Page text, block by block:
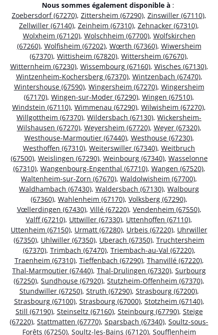
Nous sommes également disponible à :
Zoebersdorf (67270), Zittersheim (67290), Zinswiller (67110),
Zellwiller (67140), Zeinheim (67310), Zehnacker (67310),
Wolxheim (67120), Wolschheim (67700), Wolfskirchen
(67260), Wolfisheim (67202), Wœrth (67360), Wiwersheim
(67370), Wittisheim (67820), Wittersheim (67670),
Witternheim (67230), Wissembourg (67160), Wisches (67130),
Wintzenheim-Kochersberg (67370), Wintzenbach (67470),
Wintershouse (67590), Wingersheim (67270), Wingersheim
(67170), Wingen-sur-Moder (67290), Wingen (67510),
Windstein (67110), Wimmenau (67290), Wilwisheim (67270),
Willgottheim (67370), Wildersbach (67130), Wickersheim-
Wilshausen (67270), Weyersheim (67720), Weyer (67320),
Westhouse-Marmoutier (67440), Westhouse (67230),
Westhoffen (67310), Weiterswiller (67340), Weitbruch
(67500), Weislingen (67290), Weinbourg (67340), Wasselonne
(67310), Wangenbourg-Engenthal (67710), Wangen (67520),
Waltenheim-sur-Zorn (67670), Waldolwisheim (67700),
Waldhambach (67430), Waldersbach (67130), Walbourg
(67360), Wahlenheim (67170), Volksberg (67290),
Vœllerdingen (67430), Villé (67220), Vendenheim (67550),
Valff (67210), Uttwiller (67330), Uttenhoffen (67110),
Uttenheim (67150), Urmatt (67280), Urbeis (67220), Uhrwiller
(67350), Uhlwiller (67350), Uberach (67350), Truchtersheim
(67370), Trimbach (67470), Triembach-au-Val (67220),
Traenheim (67310), Tieffenbach (67290), Thanvillé (67220),
Thal-Marmoutier (67440), Thal-Drulingen (67320), Surbourg
(67250), Sundhouse (67920), Stutzheim-Offenheim (67370),
Stundwiller (67250), Struth (67290), Strasbourg (67200),
Strasbourg (67100), Strasbourg (67000), Stotzheim (67140),
Still (67190), Steinseltz (67160), Steinbourg (67790), Steige
(67220), Stattmatten (67770), Sparsbach (67340), Soultz-sous-
Forêts (67250), Soultz-les-Bains (67120), Soufflenheim